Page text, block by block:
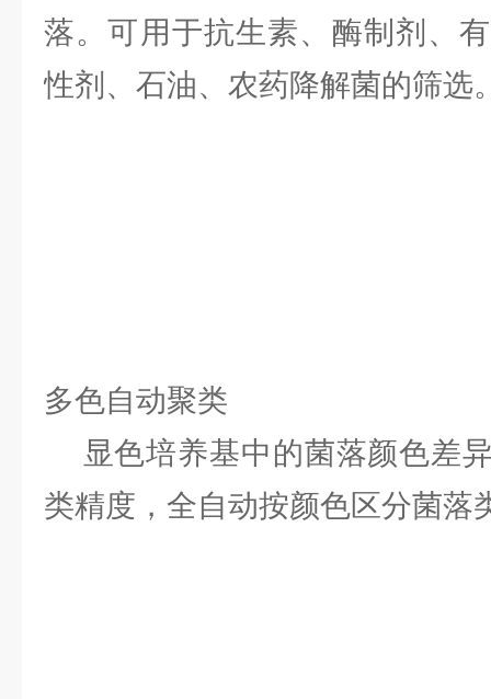
落。可用于抗生素、酶制剂、
性剂、石油、农药降解菌的筛选
多色自动聚类
显色培养基中的菌落颜色差
类精度，全自动按颜色区分菌落